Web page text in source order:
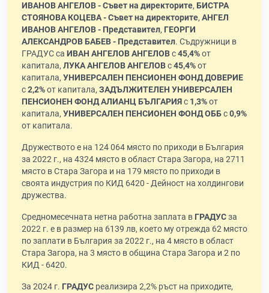
ИВАНОВ АНГЕЛОВ - Съвет на директорите, БИСТРА
СТОЯНОВА КОЦЕВА - Съвет на директорите, АНГЕЛ
ИВАНОВ АНГЕЛОВ - Представител, ГЕОРГИ
АЛЕКСАНДРОВ БАБЕВ - Представител. Съдружници в
ГРАДУС са ИВАН АНГЕЛОВ АНГЕЛОВс45,4%от
капитала, ЛУКА АНГЕЛОВ АНГЕЛОВс45,4%от
капитала, УНИВЕРСАЛЕН ПЕНСИОНЕН ФОНД ДОВЕРИЕ
с2,2%от капитала, ЗАДЪЛЖИТЕЛЕН УНИВЕРСАЛЕН
ПЕНСИОНЕН ФОНД АЛИАНЦ БЪЛГАРИЯс 1,3%от
капитала, УНИВЕРСАЛЕН ПЕНСИОНЕН ФОНД ОББс0,9%
от капитала.
Дружеството е на 124 064 място по приходи в България
за 2022 г., на 4324 място в област Стара Загора, на 2711
място в Стара Загора и на 179 място по приходи в
своята индустрия по КИД 6420 - Дейност на холдингови
дружества.
Средномесечната нетна работна заплата в ГРАДУСза
2022 г. е в размер на 6139 лв, което му отрежда 62 място
по заплати в България за 2022 г., на 4 място в област
Стара Загора, на 3 място в община Стара Загора и 2 по
КИД - 6420.
За 2024 г. ГРАДУС реализира 2,2% ръст на приходите,